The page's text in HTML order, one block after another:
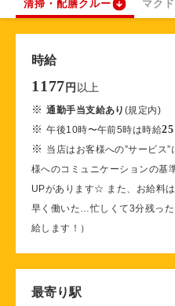
清掃・配膳クルー マク
時給
1177 円 以上
※通勤手当支給あり (規定内)
※午後10時〜午前5時は時給25
※ 当店はお客様への”サービス
様へのコミュニケーションの基
UPがあります☆ また、お給料
早く働いた…忙しくて3分残っ
給します！）
最寄り駅